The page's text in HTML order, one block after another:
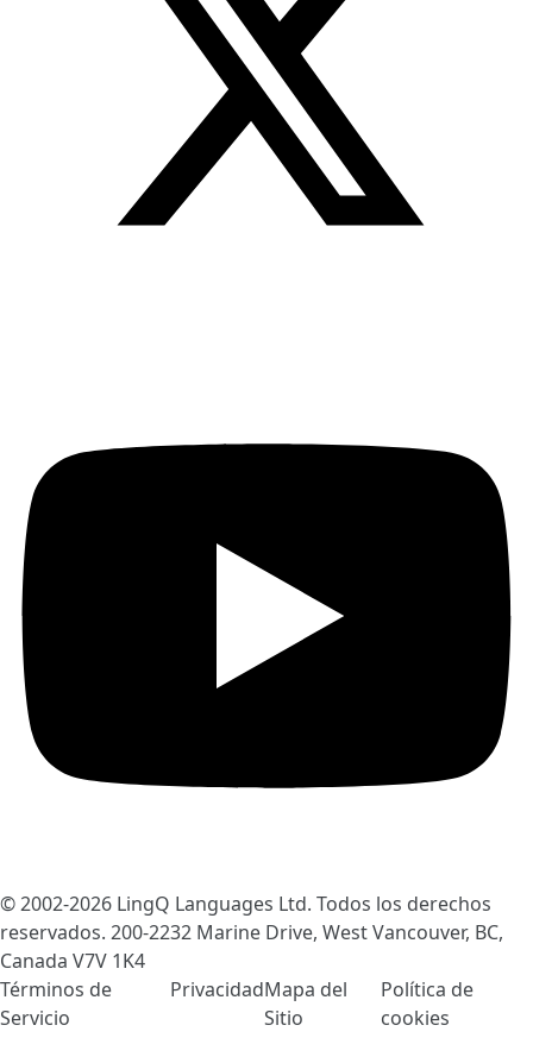
© 2002-2026 LingQ Languages Ltd. Todos los derechos
reservados. 200-2232 Marine Drive, West Vancouver, BC,
Canada V7V 1K4
Términos de
Servicio
PrivacidadMapa del
Sitio
Política de
cookies